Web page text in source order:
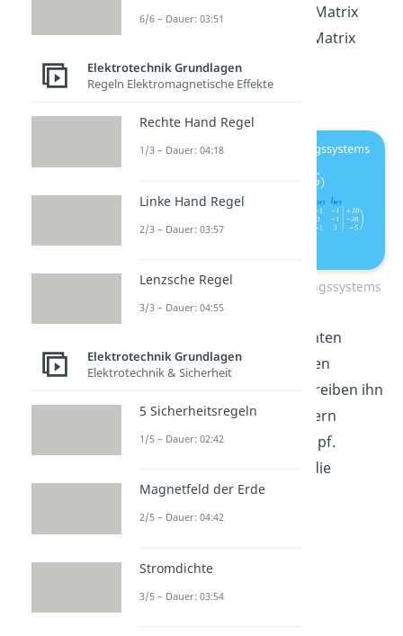
einen Strich vom Rest der Matrix
getrennt. Diese Form der Matrix
benötigen wir, um danach
weiterrechnen zu können.
1. Umwandlung des Gleichungssystems
Der Vektor mit den gesuchten
Strömen steht nun über den
einzelnen Spalten. Wir schreiben ihn
dabei aber nicht hin, sondern
behalten ihn einfach im Kopf.
Zudem nummerieren wir die
einzelnen Zeilen durch.
6/6 – Dauer: 03:51
Elektrotechnik Grundlagen
Regeln Elektromagnetische Effekte
Rechte Hand Regel
1/3 – Dauer: 04:18
Linke Hand Regel
2/3 – Dauer: 03:57
Lenzsche Regel
3/3 – Dauer: 04:55
Elektrotechnik Grundlagen
Elektrotechnik & Sicherheit
5 Sicherheitsregeln
1/5 – Dauer: 02:42
Magnetfeld der Erde
2/5 – Dauer: 04:42
Stromdichte
3/5 – Dauer: 03:54